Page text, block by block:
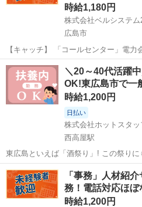
時給1,180円
株式会社ベルシステム
広島市
【キャッチ】 「コールセンター」電力
休み！未経験歓迎！即日開始OK 【コメント】 ベルシステム24ではW
ワークや扶養内勤務、短期や長期など
給料は前払いで即GET◎ ...
広島 広島市 電話対応
＼20～40代活躍
OK!東広島市で一
時給1,200円
日払い
株式会社ホットスタ
西高屋駅
東広島といえば「酒祭り」! この祭り
を募集します♪ 勤務日数は週3日のみだから プライベートを優先しつつ
働けますよ◎ < こんな作業をします!! > 施設内での一般事務や 経理事
務をお...
広島 西高屋駅 一般事務
「事務」人材紹
務！電話対応ほ
時給1,200円